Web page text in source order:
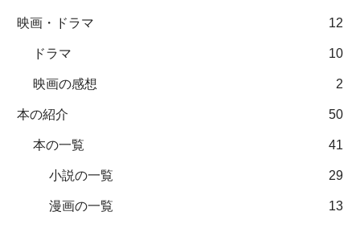
映画・ドラマ 12
ドラマ 10
映画の感想 2
本の紹介 50
本の一覧 41
小説の一覧 29
漫画の一覧 13